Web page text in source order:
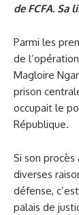
de FCFA. Sa
Parmi les
de
Magloire
prison
occupait le
République.
Si son
diverses
défense,
palais de